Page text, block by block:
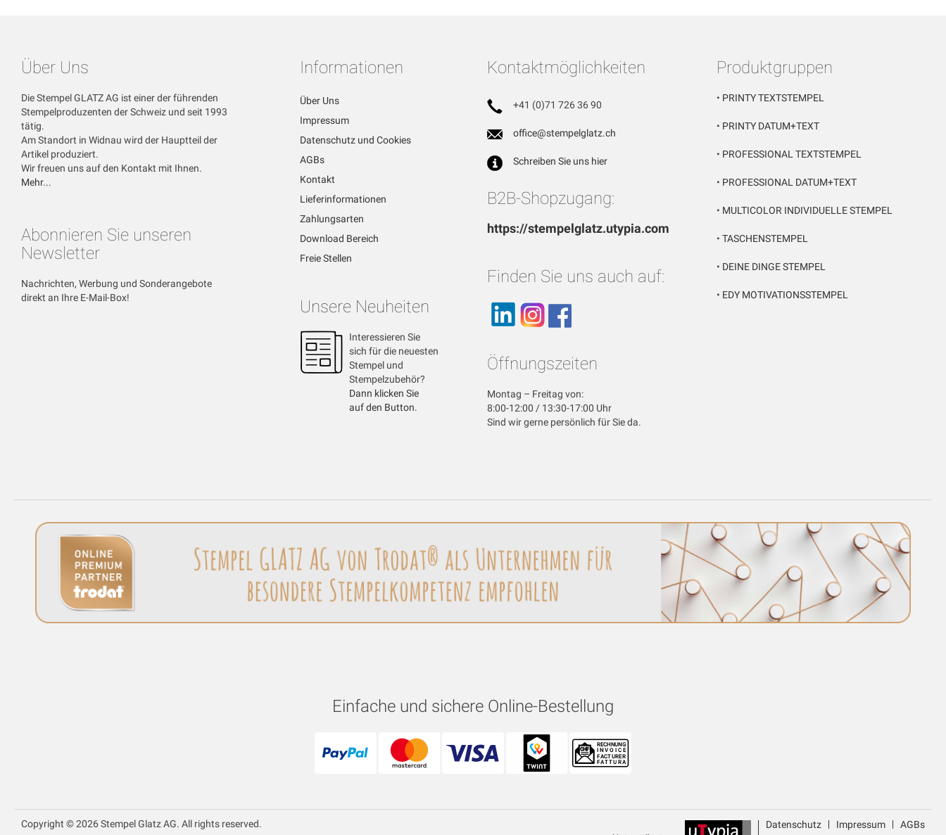
Über Uns
Die Stempel GLATZ AG ist einer der führenden
Stempelproduzenten der Schweiz und seit 1993
tätig.
Am Standort in Widnau wird der Hauptteil der
Artikel produziert.
Wir freuen uns auf den Kontakt mit Ihnen.
Mehr...
Abonnieren Sie unseren
Newsletter
Nachrichten, Werbung und Sonderangebote
direkt an Ihre E-Mail-Box!
Informationen
Über Uns
Impressum
Datenschutz und Cookies
AGBs
Kontakt
Lieferinformationen
Zahlungsarten
Download Bereich
Freie Stellen
Unsere Neuheiten
Interessieren Sie
sich für die neuesten
Stempel und
Stempelzubehör?
Dann klicken Sie
auf den Button.
Kontaktmöglichkeiten
+41 (0)71 726 36 90
office@stempelglatz.ch
Schreiben Sie uns hier
B2B-Shopzugang:
https://stempelglatz.utypia.com
Finden Sie uns auch auf:
Öffnungszeiten
Montag – Freitag von:
8:00-12:00 / 13:30-17:00 Uhr
Sind wir gerne persönlich für Sie da.
Produktgruppen
• PRINTY TEXTSTEMPEL
• PRINTY DATUM+TEXT
• PROFESSIONAL TEXTSTEMPEL
• PROFESSIONAL DATUM+TEXT
• MULTICOLOR INDIVIDUELLE STEMPEL
• TASCHENSTEMPEL
• DEINE DINGE STEMPEL
• EDY MOTIVATIONSSTEMPEL
Einfache und sichere Online-Bestellung
Copyright © 2026 Stempel Glatz AG. All rights reserved.
Datenschutz Impressum AGBs